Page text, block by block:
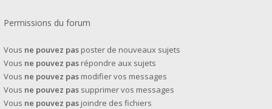
Permissions du forum
Vous ne pouvez pas poster de nouveaux sujets
Vous ne pouvez pas répondre aux sujets
Vous ne pouvez pas modifier vos messages
Vous ne pouvez pas supprimer vos messages
Vous ne pouvez pas joindre des fichiers